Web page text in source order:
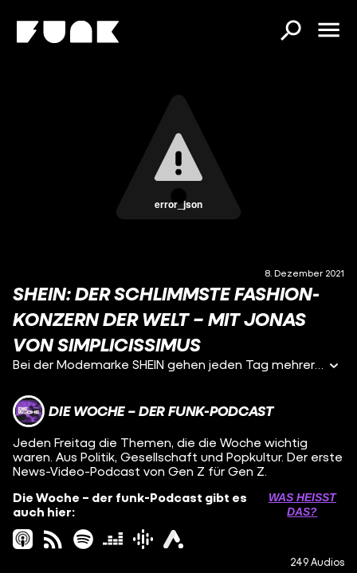
error_json
8. Dezember 2021
SHEIN: DER SCHLIMMSTE FASHION-
KONZERN DER WELT – MIT JONAS
VON SIMPLICISSIMUS
Bei der Modemarke SHEIN gehen jeden Tag mehrere Tausend Artikel online und das für Spottpreise. Eigentlich ist klar, dass es dabei einen Haken geben muss. Trotzdem sind YouTube, Insta und TikTok voll mit Fashion Hauls von SHEIN Produkten. Die größten Influencer:innen wie BibisBeautyPalace machen Werbung dafür. Unser YouTube-Format Simplicissimus hat sich die Marke genauer angeschaut: Wie abgefuckt sind die Produktionsbedingungen wirklich? Was sind die Konsequenzen für die Umwelt? Woher kommen die unzähligen Designs? Und: Wie groß ist eigentlich die Verantwortung der Influencer:innen, die dafür unhinterfragt Werbung machen? Darüber sprechen wir in dieser Folge mit Jonas von Simplicissimus. - Simplicissimus findet ihr auf YouTube.
DIE WOCHE – DER FUNK-PODCAST
Jeden Freitag die Themen, die die Woche wichtig
waren. Aus Politik, Gesellschaft und Popkultur. Der erste
News-Video-Podcast von Gen Z für Gen Z.
Die Woche – der funk-Podcast gibt es
auch hier:
WAS HEISST D
AS?
249 Audios